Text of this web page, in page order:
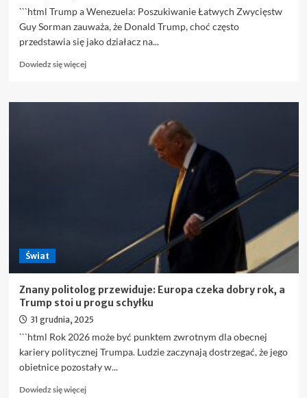
```html Trump a Wenezuela: Poszukiwanie Łatwych Zwycięstw
Guy Sorman zauważa, że Donald Trump, choć często
przedstawia się jako działacz na...
Dowiedz się więcejDowiedz
o
Świat
Znany politolog przewiduje: Europa czeka dobry rok, a
Trump stoi u progu schyłku
31 grudnia, 2025
```html Rok 2026 może być punktem zwrotnym dla obecnej
kariery politycznej Trumpa. Ludzie zaczynają dostrzegać, że jego
obietnice pozostały w...
Dowiedz się więcejDowiedz